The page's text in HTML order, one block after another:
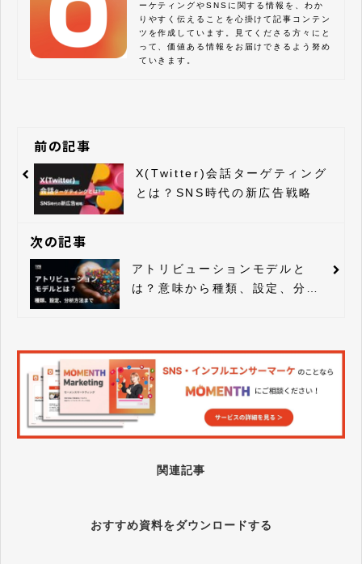
ーケティングやSNSに関する情報を、わか
りやすく伝えることを心掛けて記事コンテン
ツを作成しています。見てくださる方々にと
って、価値ある情報をお届けできるよう努め
ていきます。
前の記事
X(Twitter)会話ターゲティング
とは？SNS時代の新広告戦略
次の記事
アトリビューションモデルと
は？意味から種類、設定、分析
関連記事
おすすめ資料をダウンロードする